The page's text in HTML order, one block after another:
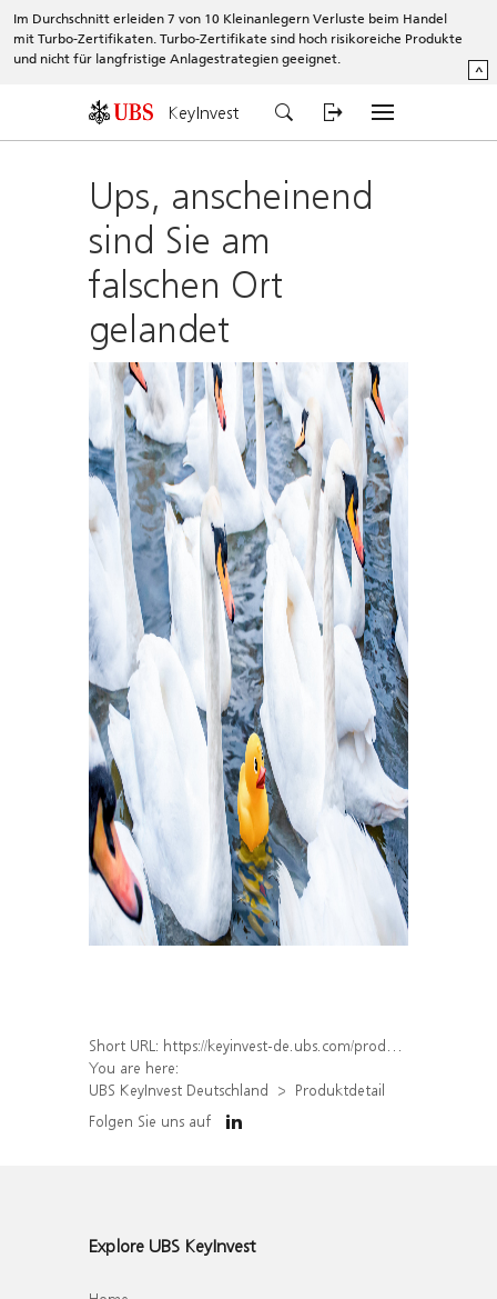
Im Durchschnitt erleiden 7 von 10 Kleinanlegern Verluste beim Handel
mit Turbo-Zertifikaten. Turbo-Zertifikate sind hoch risikoreiche Produkte
und nicht für langfristige Anlagestrategien geeignet.
^
KeyInvest
Ups, anscheinend
sind Sie am
falschen Ort
gelandet
Short URL: https://keyinvest-de.ubs.com/produkt/detail/index/isin/DE000WA8QCC2
You are here:
UBS KeyInvest Deutschland
Produktdetail
Folgen Sie uns auf
Explore UBS KeyInvest